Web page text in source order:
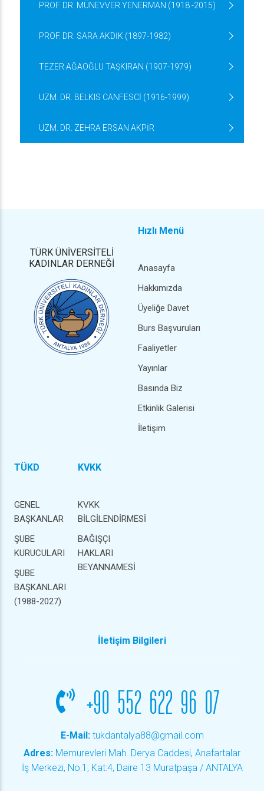
PROF. DR. MÜNEVVER YENERMAN (1918 -2015)
PROF. DR. SARA AKDİK (1897-1982)
TEZER AĞAOĞLU TAŞKIRAN (1907-1979)
UZM. DR. BELKIS CANFESCİ (1916-1999)
UZM. DR. ZEHRA ERSAN AKPİR
TÜRK ÜNİVERSİTELİ
KADINLAR DERNEĞİ
Hızlı Menü
Anasayfa
Hakkımızda
Üyeliğe Davet
Burs Başvuruları
Faaliyetler
Yayınlar
Basında Biz
Etkinlik Galerisi
İletişim
TÜKD
GENEL
BAŞKANLAR
ŞUBE
KURUCULARI
ŞUBE
BAŞKANLARI
(1988-2027)
KVKK
KVKK
BİLGİLENDİRMESİ
BAĞIŞÇI
HAKLARI
BEYANNAMESİ
İletişim Bilgileri
+90 552 622 96 07
E-Mail: tukdantalya88@gmail.com
Adres: Memurevleri Mah. Derya Caddesi, Anafartalar
İş Merkezi, No:1, Kat:4, Daire 13 Muratpaşa / ANTALYA